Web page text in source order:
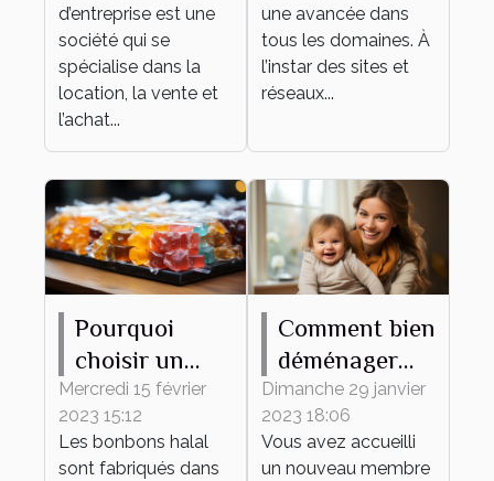
d’entreprise est une
société qui se
spécialise dans la
location, la vente et
l’achat...
une avancée dans
tous les domaines. À
l’instar des sites et
réseaux...
Pourquoi
choisir un
bonbon halal
?
Mercredi 15 février
2023 15:12
Les bonbons halal
sont fabriqués dans
Comment bien
déménager
avec votre
bébé ?
Dimanche 29 janvier
2023 18:06
Vous avez accueilli
un nouveau membre